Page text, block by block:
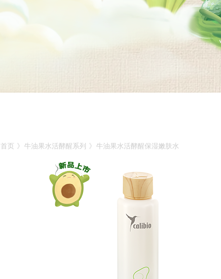
首页 》 牛油果水活酵醒系列 》 牛油果水活酵醒保湿嫩肤水